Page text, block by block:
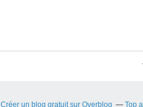
Créer un blog gratuit sur Overblog Top